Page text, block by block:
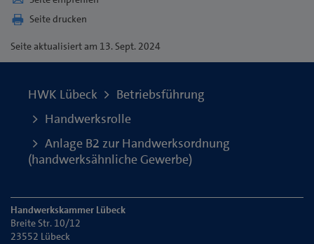
Seite drucken
Seiteaktualisiert am 13. Sept. 2024
HWK Lübeck
Betriebsführung
Handwerksrolle
Anlage B2 zur Handwerksordnung
(handwerksähnliche Gewerbe)
Handwerkskammer Lübeck
Breite Str. 10/12
23552 Lübeck